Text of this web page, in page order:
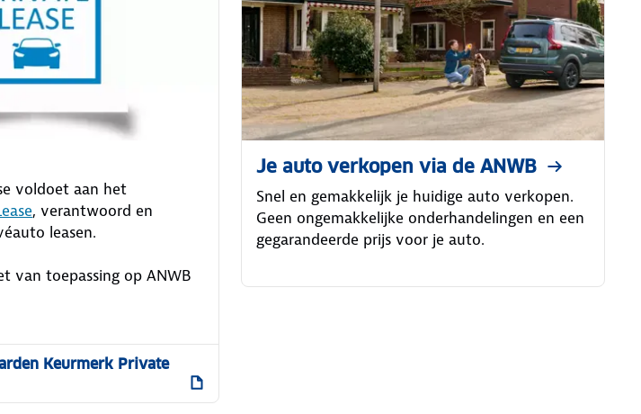
voldoet aan het
, verantwoord en
leasen.
van toepassing op ANWB
Keurmerk Private
Je auto verkopen via de ANWB
Snel en gemakkelijk je huidige auto verkopen.
Geen ongemakkelijke onderhandelingen en een
gegarandeerde prijs voor je auto.